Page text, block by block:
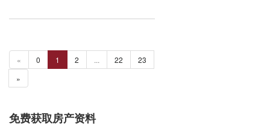
« 0 1 2 ... 22
23
»
免费获取房产资料